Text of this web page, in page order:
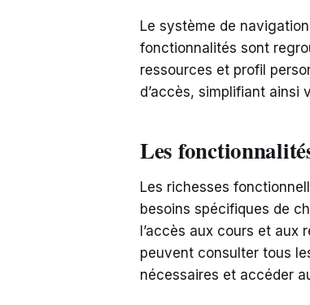
Le système de
fonctionnalités sont
ressources et profil
d’accès, simplifiant ainsi
Les
Les richesses
besoins spécifiques de
l’accès aux cours et
peuvent consulter tous
nécessaires et accéder